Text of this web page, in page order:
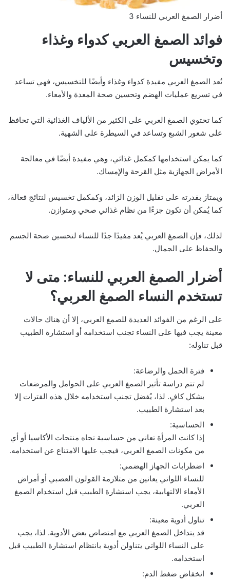
أضرار الصمغ العربي للنساء 3
فوائد الصمغ العربي كدواء وغذاء
وتخسيس
تُعد الصمغ العربي مفيدة كدواء وغذاء وأيضًا للتخسيس، فهي تساعد
في تسريع عمليات الهضم وتحسين صحة المعدة والأمعاء.
كما تحتوي الصمغ العربي على الكثير من الألياف الغذائية التي تحافظ
على شعور الشبع وتساعد في السيطرة على الشهية.
كما يمكن استخدامها كمكمل غذائي، وهي مفيدة أيضًا في معالجة
الأمراض الجهازية مثل القرحة والإمساك.
ويمتاز بقدرته على تقليل الوزن الزائد، وكمكمل تخسيس لنتائج فعالة،
كما يُمكن أن تكون جزءًا من نظام غذائي صحي ومتوازن.
لذلك، فإن الصمغ العربي يُعد مفيدًا جدًا للنساء لتحسين صحة الجسم
والحفاظ على الجمال.
أضرار الصمغ العربي للنساء: متى لا
تستخدم النساء الصمغ العربي؟
على الرغم من الفوائد العديدة للصمغ العربي، إلا أن هناك حالات
معينة يجب فيها على النساء تجنب استخدامه أو استشارة الطبيب
قبل تناوله:
فترة الحمل والرضاعة:
لم تتم دراسة تأثير الصمغ العربي على الحوامل والمرضعات
بشكل كافٍ. لذا، يُفضل تجنب استخدامه خلال هذه الفترات إلا
بعد استشارة الطبيب.
الحساسية:
إذا كانت المرأة تعاني من حساسية تجاه منتجات الأكاسيا أو أي
من مكونات الصمغ العربي، فيجب عليها الامتناع عن استخدامه.
اضطرابات الجهاز الهضمي:
للنساء اللواتي يعانين من متلازمة القولون العصبي أو أمراض
الأمعاء الالتهابية، يجب استشارة الطبيب قبل استخدام الصمغ
العربي.
تناول أدوية معينة:
قد يتداخل الصمغ العربي مع امتصاص بعض الأدوية. لذا، يجب
على النساء اللواتي يتناولن أدوية بانتظام استشارة الطبيب قبل
استخدامه.
انخفاض ضغط الدم: